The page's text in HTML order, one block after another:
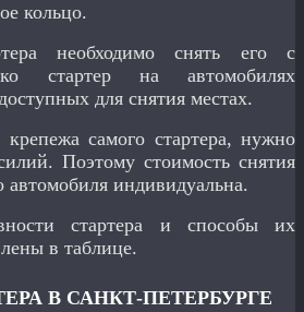
кольцо.
необходимо снять его с
стартер на автомобилях
для снятия местах.
крепежа самого стартера, нужно
. Поэтому стоимость снятия
автомобиля индивидуальна.
стартера и способы их
в таблице.
В САНКТ-ПЕТЕРБУРГЕ